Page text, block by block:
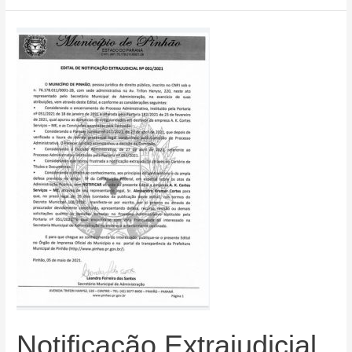
Pesar
Notificação Extrajudicial